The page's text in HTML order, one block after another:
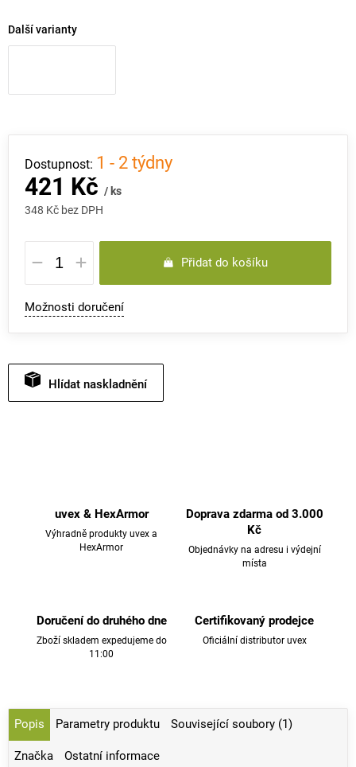
Další varianty
421 Kč / ks
348 Kč bez DPH
Měrná
cena:
1 - 2 týdny
Přidat do košíku
Možnosti doručení
Hlídat
uvex & HexArmor
Výhradně produkty uvex a
HexArmor
Doprava zdarma od 3.000
Kč
Objednávky na adresu i výdejní
místa
Doručení do druhého dne
Zboží skladem expedujeme do
11:00
Certifikovaný prodejce
Oficiální distributor uvex
Popis Parametry produktu Související soubory (1)
Značka Ostatní informace